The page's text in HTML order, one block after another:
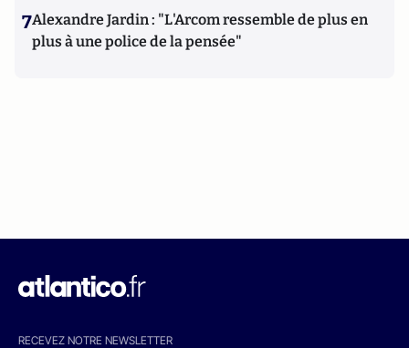
7Alexandre Jardin : "L'Arcom ressemble de plus en
plus à une police de la pensée"
RECEVEZ NOTRE NEWSLETTER